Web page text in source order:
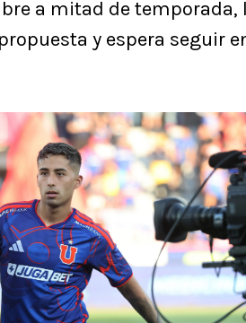
a mitad de temporada,
y espera seguir